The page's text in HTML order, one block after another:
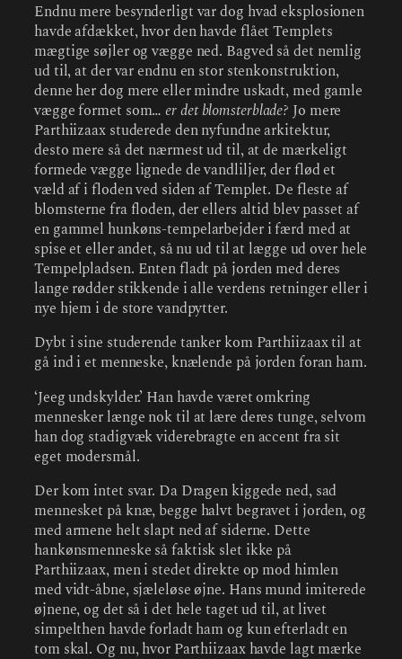
Endnu mere besynderligt var dog hvad eksplosionen
havde afdækket, hvor den havde flået Templets
mægtige søjler og vægge ned. Bagved så det nemlig
ud til, at der var endnu en stor stenkonstruktion,
denne her dog mere eller mindre uskadt, med gamle
vægge formet som…er det blomsterblade? Jo mere
Parthiizaax studerede den nyfundne arkitektur,
desto mere så det nærmest ud til, at de mærkeligt
formede vægge lignede de vandliljer, der flød et
væld af i floden ved siden af Templet. De fleste af
blomsterne fra floden, der ellers altid blev passet af
en gammel hunkøns-tempelarbejder i færd med at
spise et eller andet, så nu ud til at lægge ud over hele
Tempelpladsen. Enten fladt på jorden med deres
lange rødder stikkende i alle verdens retninger eller i
nye hjem i de store vandpytter.
Dybt i sine studerende tanker kom Parthiizaax til at
gå ind i et menneske, knælende på jorden foran ham.
‘Jeeg undskylder.’ Han havde været omkring
mennesker længe nok til at lære deres tunge, selvom
han dog stadigvæk viderebragte en accent fra sit
eget modersmål.
Der kom intet svar. Da Dragen kiggede ned, sad
mennesket på knæ, begge halvt begravet i jorden, og
med armene helt slapt ned af siderne. Dette
hankønsmenneske så faktisk slet ikke på
Parthiizaax, men i stedet direkte op mod himlen
med vidt-åbne, sjæleløse øjne. Hans mund imiterede
øjnene, og det så i det hele taget ud til, at livet
simpelthen havde forladt ham og kun efterladt en
tom skal. Og nu, hvor Parthiizaax havde lagt mærke